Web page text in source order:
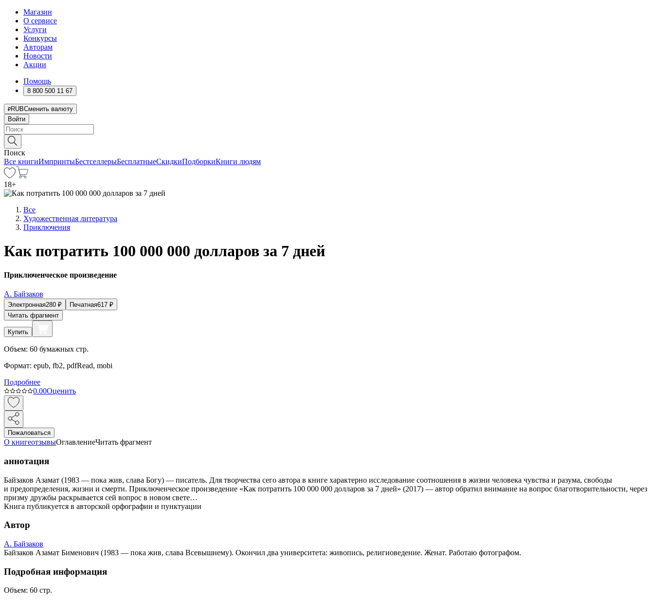
Магазин
О сервисе
Услуги
Конкурсы
Авторам
Новости
Акции
Помощь
8 800 500 11 67
RUBСменить валюту
Войти
Поиск
Все книгиИмпринтыБестселлерыБесплатныеСкидкиПодборкиКниги людям
18+
Все
Художественная литература
Приключения
Как потратить 100 000 000 долларов за 7 дней
Приключенческое произведение
А. Байзаков
Электронная280 ₽ Печатная617 ₽
Читать фрагмент
Купить
Объем: 60 бумажных стр.
Формат: epub, fb2, pdfRead, mobi
Подробнее
0.00Оценить
Пожаловаться
О книгеотзывыОглавлениеЧитать фрагмент
аннотация
Байзаков Азамат (1983 — пока жив, слава Богу) — писатель. Для творчества сего автора в книге характерно исследование соотношения в жизни человека чувства и разума, свободы
и предопределения, жизни и смерти. Приключенческое произведение «Как потратить 100 000 000 долларов за 7 дней» (2017) — автор обратил внимание на вопрос благотворительности, через
призму дружбы раскрывается сей вопрос в новом свете…
Книга публикуется в авторской орфографии и пунктуации
Автор
А. Байзаков
Байзаков Азамат Бименович (1983 — пока жив, слава Всевышнему). Окончил два университета: живопись, религиоведение. Женат. Работаю фотографом.
Подробная информация
Объем: 60 стр.